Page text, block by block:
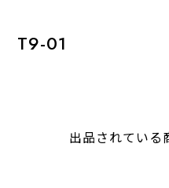
T9-01
出品されている